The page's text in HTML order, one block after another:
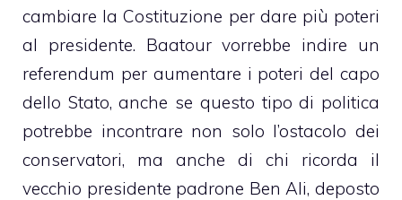
cambiare la Costituzione per dare più poteri
al presidente. Baatour vorrebbe indire un
referendum per aumentare i poteri del capo
dello Stato, anche se questo tipo di politica
potrebbe incontrare non solo l’ostacolo dei
conservatori, ma anche di chi ricorda il
vecchio presidente padrone Ben Ali, deposto